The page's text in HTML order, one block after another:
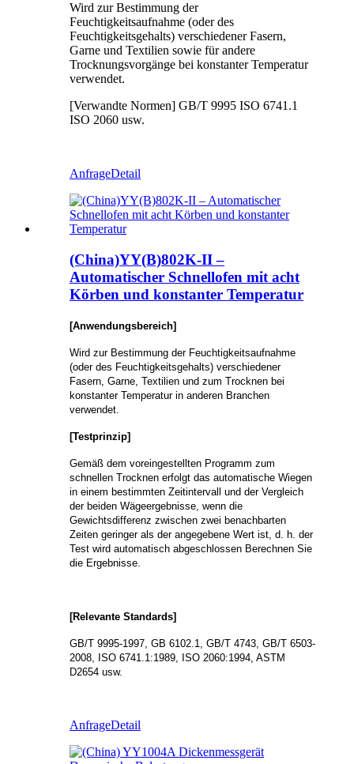
Wird zur Bestimmung der
Feuchtigkeitsaufnahme (oder des
Feuchtigkeitsgehalts) verschiedener Fasern,
Garne und Textilien sowie für andere
Trocknungsvorgänge bei konstanter Temperatur
verwendet.
[Verwandte Normen] GB/T 9995 ISO 6741.1
ISO 2060 usw.
AnfrageDetail
(China)YY(B)802K-II –
Automatischer Schnellofen mit acht
Körben und konstanter Temperatur
[Anwendungsbereich]
Wird zur Bestimmung der Feuchtigkeitsaufnahme
(oder des Feuchtigkeitsgehalts) verschiedener
Fasern, Garne, Textilien und zum Trocknen bei
konstanter Temperatur in anderen Branchen
verwendet.
[Testprinzip]
Gemäß dem voreingestellten Programm zum
schnellen Trocknen erfolgt das automatische Wiegen
in einem bestimmten Zeitintervall und der Vergleich
der beiden Wägeergebnisse, wenn die
Gewichtsdifferenz zwischen zwei benachbarten
Zeiten geringer als der angegebene Wert ist, d. h. der
Test wird automatisch abgeschlossen Berechnen Sie
die Ergebnisse.
[Relevante Standards]
GB/T 9995-1997, GB 6102.1, GB/T 4743, GB/T 6503-
2008, ISO 6741.1:1989, ISO 2060:1994, ASTM
D2654 usw.
AnfrageDetail